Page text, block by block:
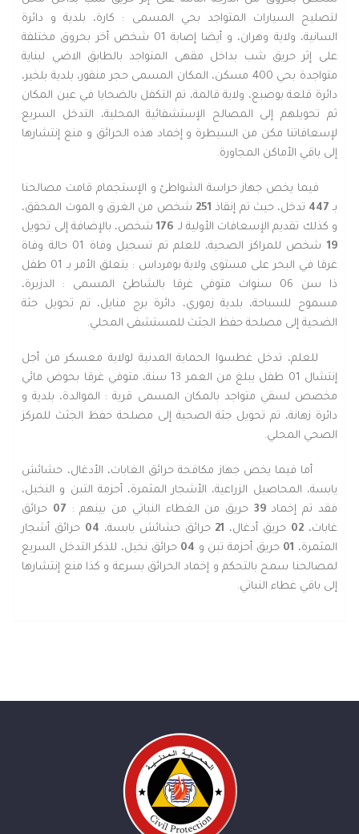
لتصليح السيارات المتواجد بحي المسمى : كارة، بلدية و دائرة
السانية، ولاية وهران، و أيضا إصابة 01 شخص أخر بحروق مختلفة
على إثر حريق شب بداخل مقهى المتواجد بالطابق الاضي لبناية
متواجدة بحي 400 مسكن، المكان المسمى حجر منقور، بلدية بلخير،
دائرة قلعة بوصبع، ولاية قالمة، تم التكفل بالضحايا في عين المكان
ثم تحويلهم إلى المصالح الإستشفائية المحلية، التدخل السريع
لإسعافاتنا مكن من السيطرة و إخماد هذه الحرائق و منع إنتشارها
إلى باقي الأماكن المجاورة.
فيما يخص جهاز حراسة الشواطئ و الإستجمام قامت مصالحنا
بـ 447 تدخل، حيث تم إنقاذ 251 شخص من الغرق و الموت المحقق،
و كذلك تقديم الإسعافات الأولية لـ 176شخص، بالإضافة إلى تحويل
19
شخص للمراكز الصحية، للعلم تم تسجيل وفاة 01 حالة وفاة
غرقا في البحر على مستوى ولاية بومرداس : يتعلق الأمر بـ 01 طفل
ذا سن 06 سنوات متوفي غرقا بالشاطئ المسمى : الدزيرة،
مسموح للسباحة، بلدية زموري، دائرة برج منايل، تم تحويل جثة
الضحية إلى مصلحة حفظ الجثث للمستشفى المحلي.
للعلم، تدخل غطسوا الحماية المدنية لولاية معسكر من أجل
إنتشال 01 طفل يبلغ من العمر 13 سنة، متوفي غرقا بحوض مائي
مخصص لسقي متواجد بالمكان المسمى قرية : الموالدة، بلدية و
دائرة زهانة، تم تحويل جثة الصحية إلى مصلحة حفظ الجثث للمركز
الصحي المحلي.
أما فيما يخص جهاز مكافحة حرائق الغابات، الأدغال، حشائش
يابسة، المحاصيل الزراعية، الأشجار المثمرة، أحزمة التبن و النخيل،
فقد تم إخماد39 حريق من الغطاء النباتي من بينهم : 07 حرائق
غابات،02 حريق أدغال، 21 حرائق حشائش يابسة، 04 حرائق أشجار
المثمرة، 01 حريق أحزمة تبن و 04 حرائق نخيل، للذكر التدخل السريع
لمصالحنا سمح بالتحكم و إخماد الحرائق بسرعة و كذا منع إنتشارها
إلى باقي غطاء النباتي.